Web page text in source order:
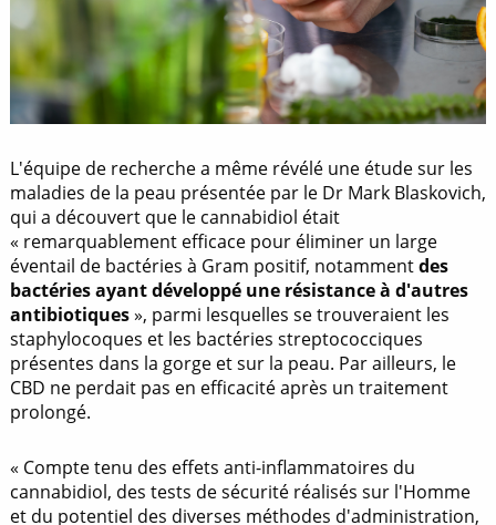
L'équipe de recherche a même révélé une étude sur les
maladies de la peau présentée par le Dr Mark Blaskovich,
qui a découvert que le cannabidiol était
« remarquablement efficace pour éliminer un large
éventail de bactéries à Gram positif, notammentdes
bactéries ayant développé une résistance à d'autres
antibiotiques», parmi lesquelles se trouveraient les
staphylocoques et les bactéries streptococciques
présentes dans la gorge et sur la peau. Par ailleurs, le
CBD ne perdait pas en efficacité après un traitement
prolongé.
« Compte tenu des effets anti-inflammatoires du
cannabidiol, des tests de sécurité réalisés sur l'Homme
et du potentiel des diverses méthodes d'administration,